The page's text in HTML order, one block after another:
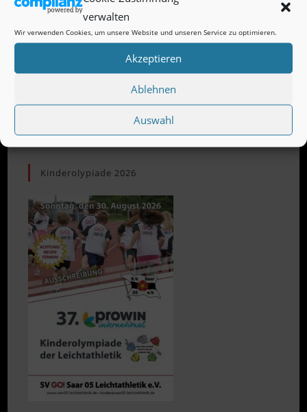
verwalten
Wir verwenden Cookies, um unsere Website und unseren Service zu optimieren.
Akzeptieren
Ablehnen
Auswahl
Kinderolypiade 2026